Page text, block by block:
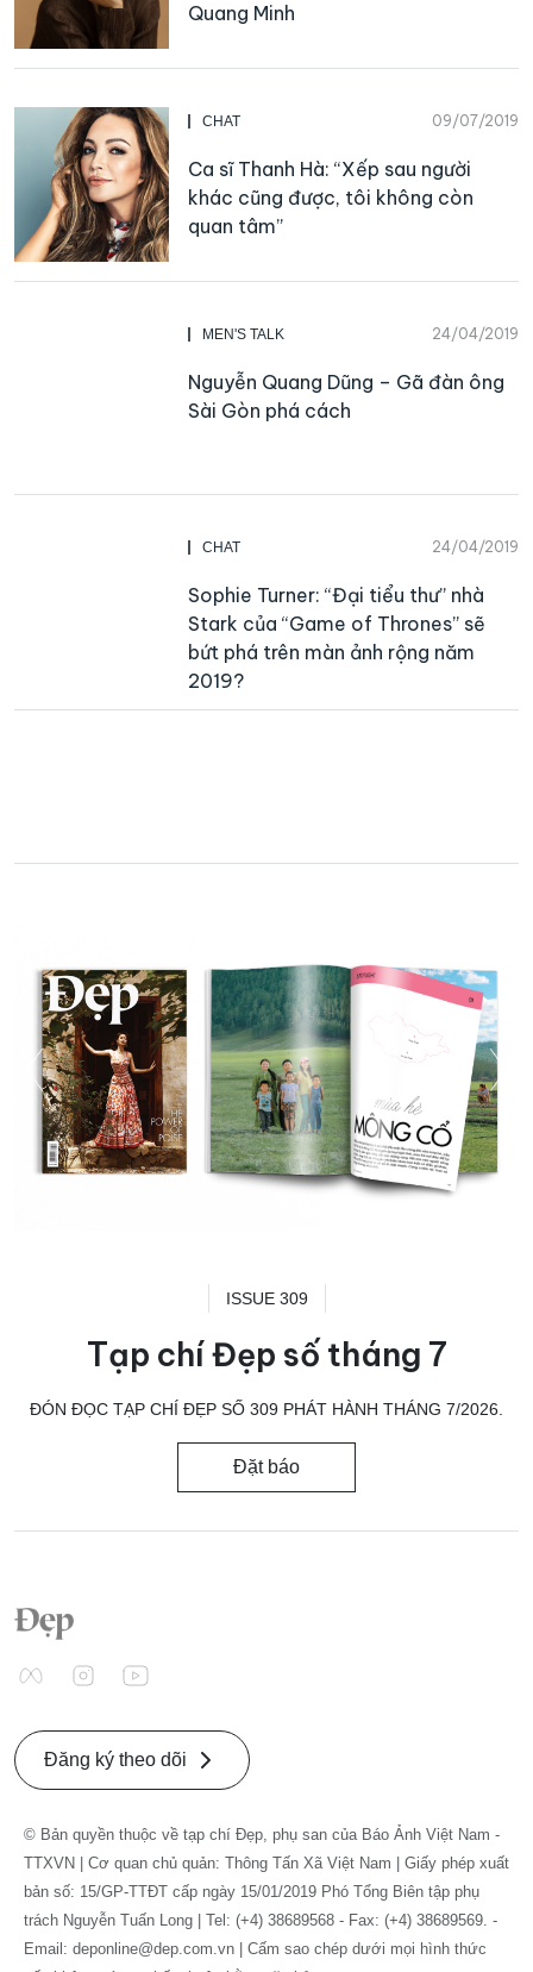
Quang Minh
CHAT 09/07/2019
Ca sĩ Thanh Hà: “Xếp sau người
khác cũng được, tôi không còn
quan tâm”
MEN'S TALK 24/04/2019
Nguyễn Quang Dũng – Gã đàn ông
Sài Gòn phá cách
CHAT 24/04/2019
Sophie Turner: “Đại tiểu thư” nhà
Stark của “Game of Thrones” sẽ
bứt phá trên màn ảnh rộng năm
2019?
ISSUE 309
Tạp chí Đẹp số tháng 7
ĐÓN ĐỌC TẠP CHÍ ĐẸP SỐ 309 PHÁT HÀNH THÁNG 7/2026.
Đặt báo
Đăng ký theo dõi
© Bản quyền thuộc về tạp chí Đẹp, phụ san của Báo Ảnh Việt Nam -
TTXVN | Cơ quan chủ quản: Thông Tấn Xã Việt Nam | Giấy phép xuất
bản số: 15/GP-TTĐT cấp ngày 15/01/2019 Phó Tổng Biên tập phụ
trách Nguyễn Tuấn Long | Tel: (+4) 38689568 - Fax: (+4) 38689569. -
Email: deponline@dep.com.vn | Cấm sao chép dưới mọi hình thức